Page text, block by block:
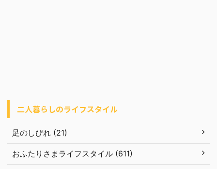
二人暮らしのライフスタイル
足のしびれ (21)
おふたりさまライフスタイル (611)